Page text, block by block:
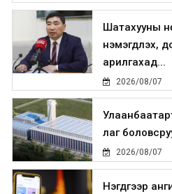
Шатахууны
нэмэгдүүлэх,
арилгахад...
2026/08/07
лаг
2026/08/07
Нэгдүгээр